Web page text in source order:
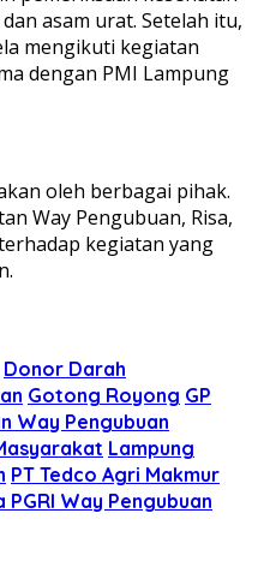
asam urat. Setelah itu,
mengikuti kegiatan
dengan PMI Lampung
oleh berbagai pihak.
Way Pengubuan, Risa,
kegiatan yang
Donor Darah
Gotong Royong GP
Way Pengubuan
Lampung
PT Tedco Agri Makmur
PGRI Way Pengubuan